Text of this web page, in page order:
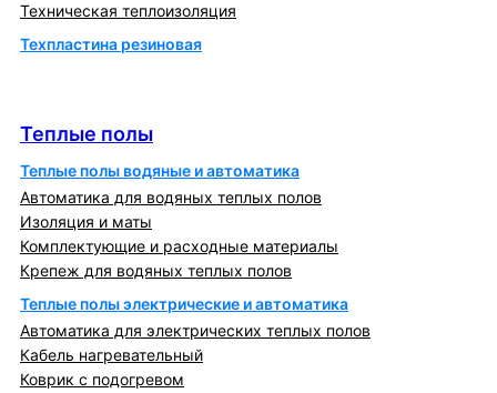
Техническая теплоизоляция
Техпластина резиновая
Теплые полы
Теплые полы водяные и автоматика
Автоматика для водяных теплых полов
Изоляция и маты
Комплектующие и расходные материалы
Крепеж для водяных теплых полов
Теплые полы электрические и автоматика
Автоматика для электрических теплых полов
Кабель нагревательный
Коврик с подогревом